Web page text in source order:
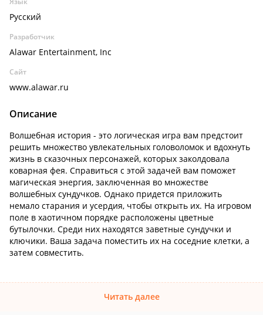
Русский
Разработчик
Alawar Entertainment, Inc
Сайт
www.alawar.ru
Описание
Волшебная история - это логическая игра вам предстоит
решить множество увлекательных головоломок и вдохнуть
жизнь в сказочных персонажей, которых заколдовала
коварная фея. Справиться с этой задачей вам поможет
магическая энергия, заключенная во множестве
волшебных сундучков. Однако придется приложить
немало старания и усердия, чтобы открыть их. На игровом
поле в хаотичном порядке расположены цветные
бутылочки. Среди них находятся заветные сундучки и
ключики. Ваша задача поместить их на соседние клетки, а
затем совместить.
Читать далее